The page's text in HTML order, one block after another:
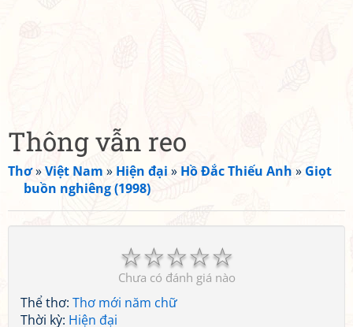
Thông vẫn reo
Thơ»Việt Nam » Hiện đại » Hồ Đắc Thiếu Anh » Giọt
buồn nghiêng (1998)
☆
☆
☆
☆
☆
Chưa có đánh giá nào
Thể thơ: Thơ mới năm chữ
Thời kỳ: Hiện đại